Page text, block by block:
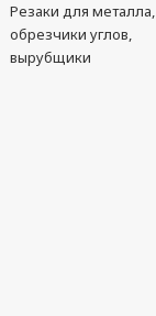
Резаки для металла,
обрезчики углов,
вырубщики